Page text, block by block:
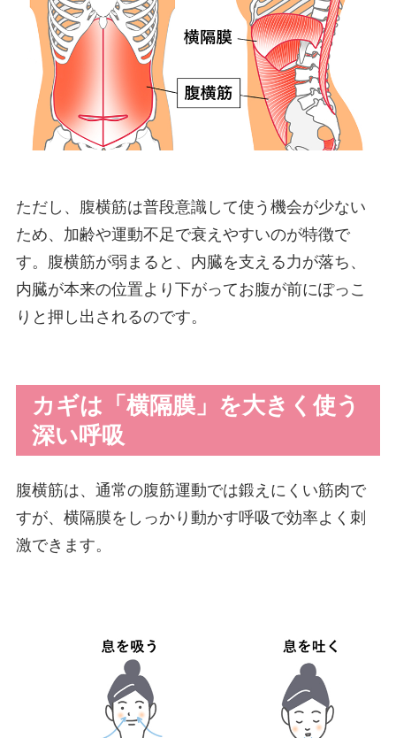
ただし、腹横筋は普段意識して使う機会が少ない
ため、加齢や運動不足で衰えやすいのが特徴で
す。腹横筋が弱まると、内臓を支える力が落ち、
内臓が本来の位置より下がってお腹が前にぽっこ
りと押し出されるのです。
カギは「横隔膜」を大きく使う
深い呼吸
腹横筋は、通常の腹筋運動では鍛えにくい筋肉で
すが、横隔膜をしっかり動かす呼吸で効率よく刺
激できます。